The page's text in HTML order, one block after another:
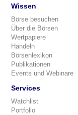
Wissen
Börse besuchen
Über die Börsen
Wertpapiere
Handeln
Börsenlexikon
Publikationen
Events und Webinare
Services
Watchlist
Portfolio